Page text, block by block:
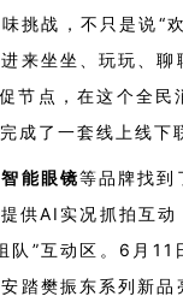
挑战，不 只是说“
来坐坐、玩玩、聊
节点，在这个全民
成了一套线上线下
能眼镜等品牌找到
供AI实况抓拍互动
队”互动区。 6 月 11
安踏樊振东系列新